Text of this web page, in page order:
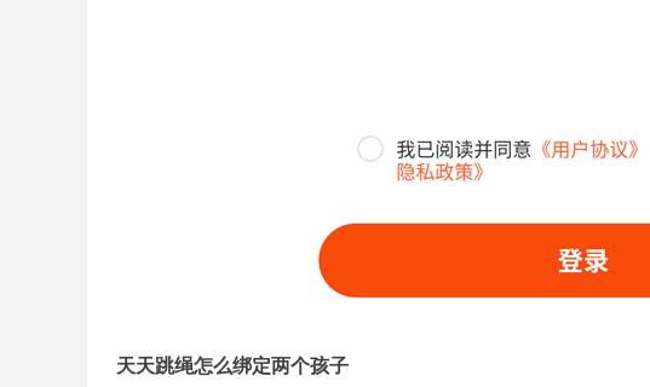
天天跳绳怎么绑定两个孩子